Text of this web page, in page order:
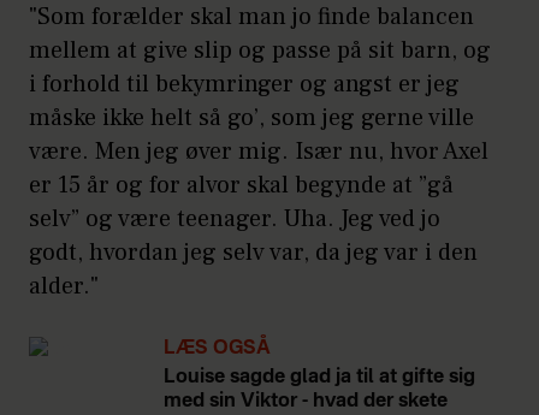
"Som forælder skal man jo finde balancen
mellem at give slip og passe på sit barn, og
i forhold til bekymringer og angst er jeg
måske ikke helt så go’, som jeg gerne ville
være. Men jeg øver mig. Især nu, hvor Axel
er 15 år og for alvor skal begynde at ”gå
selv” og være teenager. Uha. Jeg ved jo
godt, hvordan jeg selv var, da jeg var i den
alder."
LÆS OGSÅ
Louise sagde glad ja til at gifte sig
med sin Viktor - hvad der skete